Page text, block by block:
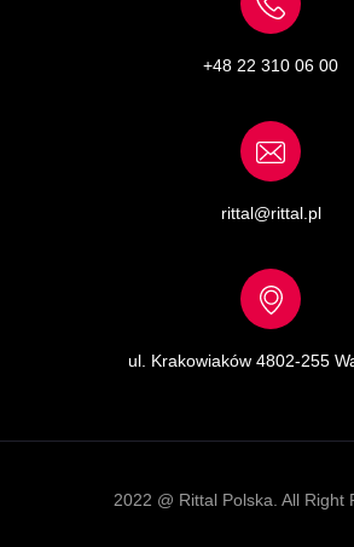
+48 22 310 06 00
rittal@rittal.pl
ul. Krakowiaków 4802-255
2022 @ Rittal Polska. All Right